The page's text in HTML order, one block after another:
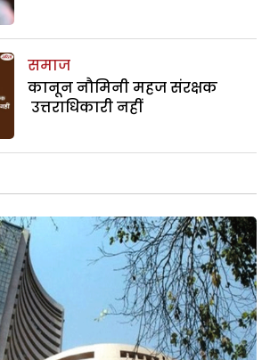
समाज
कानून नौमिनी महज संरक्षक
उत्तराधिकारी नहीं